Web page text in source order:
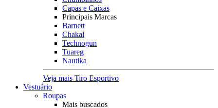
Capas e Caixas
Principais Marcas
Barnett
Chakal
Technogun
Tuareg
Nautika
Veja mais Tiro Esportivo
Vestuário
Roupas
Mais buscados